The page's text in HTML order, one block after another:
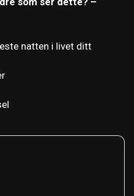
natten i livet ditt